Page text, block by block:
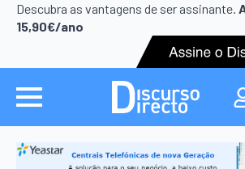
Descubra as vantagens de ser assinante.
15,90€/ano